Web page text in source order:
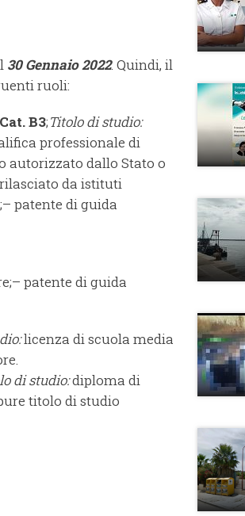
30 Gennaio 2022. Quindi, il
ruoli:
B3;Titolo di studio:
professionale di
autorizzato dallo Stato o
da istituti
patente di guida
patente di guida
licenza di scuola media
di studio:diploma di
titolo di studio